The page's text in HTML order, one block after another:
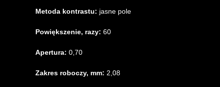
Metoda kontrastu: jasne pole
Powiększenie, razy: 60
Apertura: 0,70
Zakres roboczy, mm: 2,08